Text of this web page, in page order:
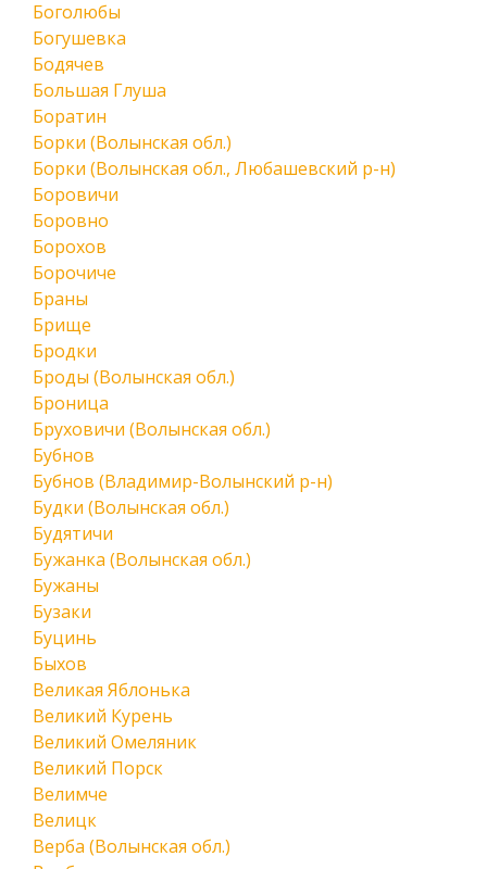
Боголюбы
Богушевка
Бодячев
Большая Глуша
Боратин
Борки (Волынская обл.)
Борки (Волынская обл., Любашевский р-н)
Боровичи
Боровно
Борохов
Борочиче
Браны
Брище
Бродки
Броды (Волынская обл.)
Броница
Бруховичи (Волынская обл.)
Бубнов
Бубнов (Владимир-Волынский р-н)
Будки (Волынская обл.)
Будятичи
Бужанка (Волынская обл.)
Бужаны
Бузаки
Буцинь
Быхов
Великая Яблонька
Великий Курень
Великий Омеляник
Великий Порск
Велимче
Велицк
Верба (Волынская обл.)